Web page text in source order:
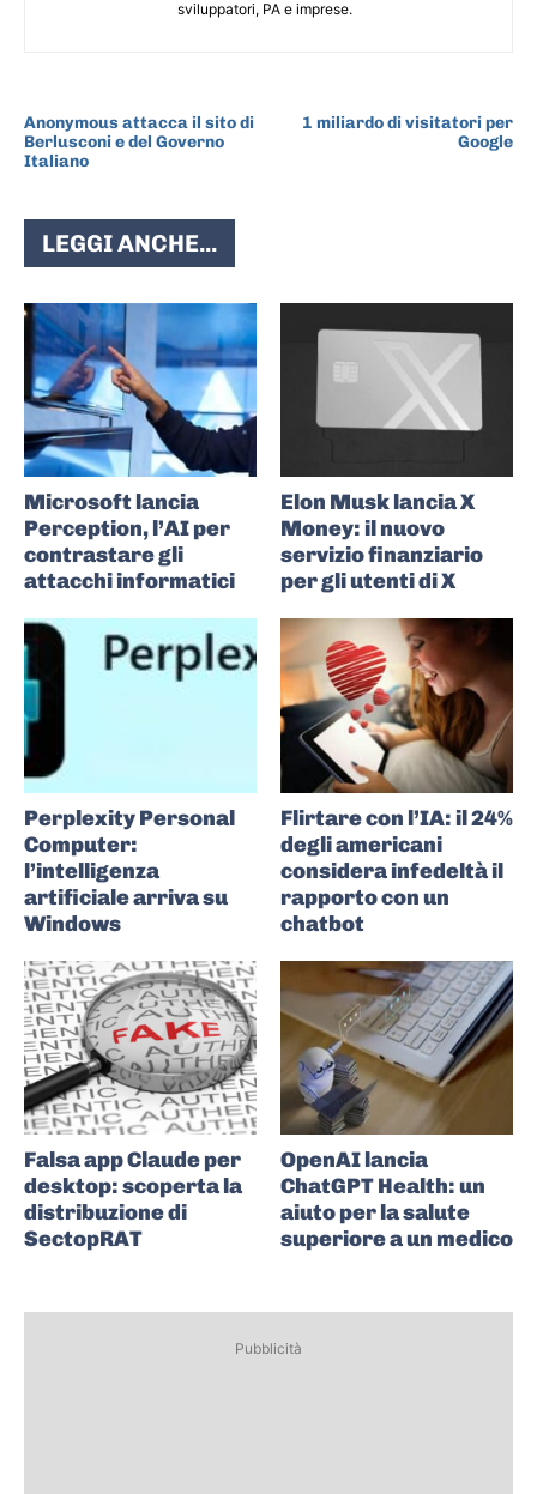
sviluppatori, PA e imprese.
Anonymous attacca il sito di
Berlusconi e del Governo
Italiano
1 miliardo di visitatori per
Google
LEGGI ANCHE...
Microsoft lancia
Perception, l’AI per
contrastare gli
attacchi informatici
Elon Musk lancia X
Money: il nuovo
servizio finanziario
per gli utenti di X
Perplexity Personal
Computer:
l’intelligenza
artificiale arriva su
Windows
Flirtare con l’IA: il 24%
degli americani
considera infedeltà il
rapporto con un
chatbot
Falsa app Claude per
desktop: scoperta la
distribuzione di
SectopRAT
OpenAI lancia
ChatGPT Health: un
aiuto per la salute
superiore a un medico
Pubblicità